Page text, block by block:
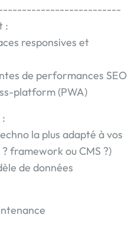
:
responsives et
de performances SEO
platform (PWA)
la plus adapté à vos
framework ou CMS ?)
de données